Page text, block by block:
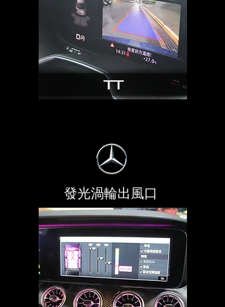
TT
發光渦輪出風口